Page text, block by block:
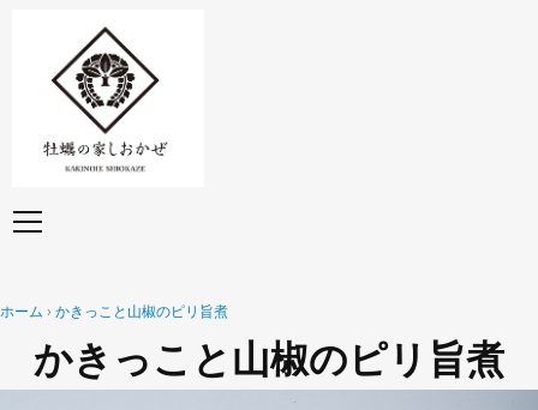
ホーム かきっこと山椒のピリ旨煮
かきっこと山椒のピリ旨煮